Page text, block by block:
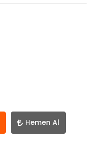
Hemen Al